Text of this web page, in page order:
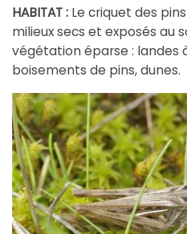
HABITAT : Le criquet des
milieux secs et exposés au
végétation éparse : landes
boisements de pins, dunes.